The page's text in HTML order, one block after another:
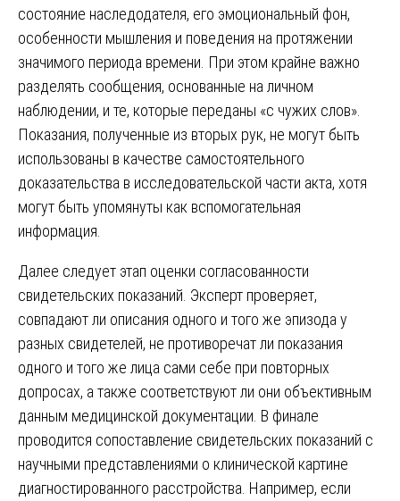
состояние наследодателя, его эмоциональный фон,
особенности мышления и поведения на протяжении
значимого периода времени. При этом крайне важно
разделять сообщения, основанные на личном
наблюдении, и те, которые переданы «с чужих слов».
Показания, полученные из вторых рук, не могут быть
использованы в качестве самостоятельного
доказательства в исследовательской части акта, хотя
могут быть упомянуты как вспомогательная
информация.
Далее следует этап оценки согласованности
свидетельских показаний. Эксперт проверяет,
совпадают ли описания одного и того же эпизода у
разных свидетелей, не противоречат ли показания
одного и того же лица сами себе при повторных
допросах, а также соответствуют ли они объективным
данным медицинской документации. В финале
проводится сопоставление свидетельских показаний с
научными представлениями о клинической картине
диагностированного расстройства. Например, если